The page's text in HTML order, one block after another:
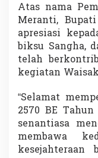
Atas nama
Meranti,
apresiasi
biksu Sangha,
telah
kegiatan
“Selamat
2570 BE
senantiasa
membawa
kesejahteraan